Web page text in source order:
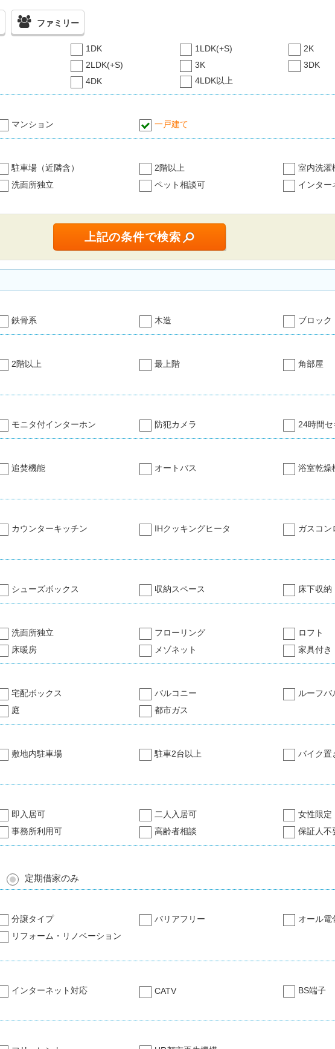
ファミリー
1DK 1LDK(+S)
2K
2LDK(+S) 3K
3DK
4DK 4LDK以上
マンション 一戸建て
駐車場（近隣含） 2階以上
室内洗濯
洗面所独立 ペット相談可
インター
鉄骨系 木造 ブロック
2階以上 最上階
角部屋
モニタ付インターホン 防犯カメラ 24時間セ
追焚機能 オートバス
浴室乾燥
カウンターキッチン IHクッキングヒータ
ガスコン
シューズボックス 収納スペース 床下収納
洗面所独立 フローリング
ロフト
床暖房 メゾネット 家具付き
宅配ボックス バルコニー
ルーフバ
庭 都市ガス
敷地内駐車場 駐車2台以上
バイク置
即入居可 二人入居可
女性限定
事務所利用可 高齢者相談 保証人不
定期借家のみ
分譲タイプ バリアフリー
オール電
リフォーム・リノベーション
インターネット対応 CATV
BS端子